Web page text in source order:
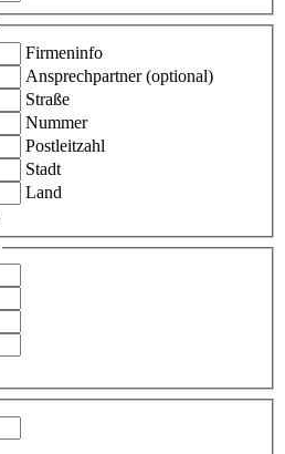
Firmeninfo
Ansprechpartner (optional)
Straße
Nummer
Postleitzahl
Stadt
Land